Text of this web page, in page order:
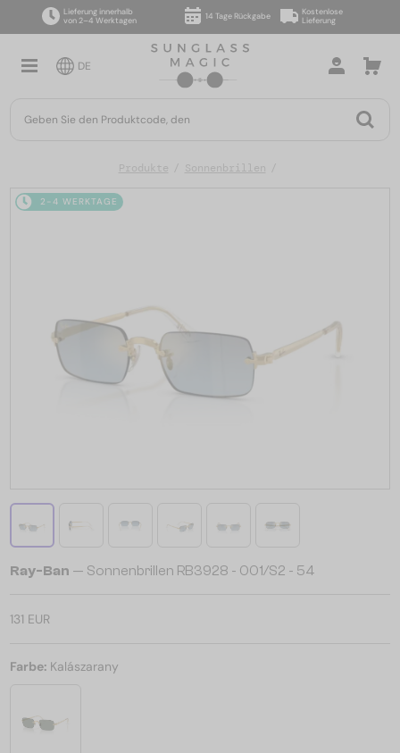
Lieferung innerhalb
von 2–4 Werktagen
14 Tage Rückgabe
Kostenlose
Lieferung
DE
Produkte Sonnenbrillen
2-4 WERKTAGE
Ray-Ban — Sonnenbrillen RB3928 - 001/S2 - 54
131 EUR
Farbe: Kalászarany